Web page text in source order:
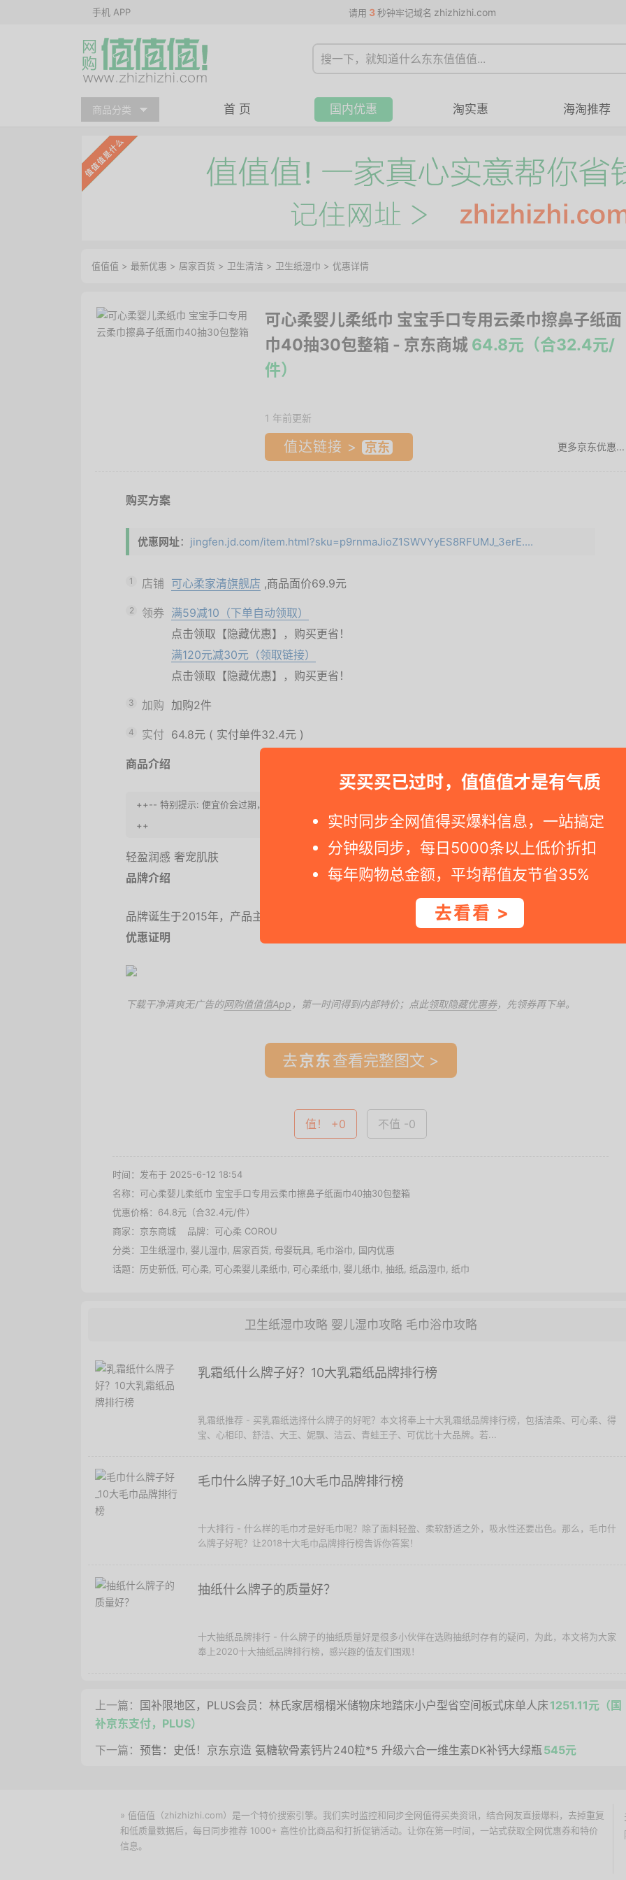
手机 APP 请用 3 秒钟牢记域名 zhizhizhi.com
商品分类 首 页 国内优惠 淘实惠 海淘推荐
买买买已过时，值值值才是有气质
实时同步全网值得买爆料信息，一站搞定
分钟级同步，每日5000条以上低价折扣
每年购物总金额，平均帮值友节省35%
去看看 >
值值值 > 最新优惠 > 居家百货 > 卫生清洁 > 卫生纸湿巾 > 优惠详情
可心柔婴儿柔纸巾 宝宝手口专用云柔巾擦鼻子纸面
巾40抽30包整箱 - 京东商城 64.8元（合32.4元/
件）
1 年前更新
值达链接 > 更多京东优惠...
购买方案
优惠网址： jingfen.jd.com/item.html?sku=p9rnmaJioZ1SWVYyES8RFUMJ_3erE....
1 店铺 可心柔家清旗舰店 ,商品面价69.9元
2 领券 满59减10（下单自动领取）
点击领取【隐藏优惠】，购买更省！
满120元减30元（领取链接）
点击领取【隐藏优惠】，购买更省！
3 加购 加购2件
4 实付 64.8元 ( 实付单件32.4元 )
商品介绍
++-- 特别提示: 便宜价会过期，请尽快冲。若是您点到京东商城详情网页发现标价不同, 可能就是降价过期。 --
++
轻盈润感 奢宠肌肤
品牌介绍
品牌诞生于2015年，产品主要有：宝贝湿巾、面纸巾、纸抽、纸面巾等。
优惠证明
下载干净清爽无广告的网购值值值App ，第一时间得到内部特价；点此领取隐藏优惠券，先领券再下单。
去 查看完整图文 >
值！ +0 不值 -0
时间：发布于 2025-6-12 18:54
名称： 可心柔婴儿柔纸巾 宝宝手口专用云柔巾擦鼻子纸面巾40抽30包整箱
优惠价格： 64.8元（合32.4元/件）
商家： 京东商城 品牌： 可心柔 COROU
分类： 卫生纸湿巾 婴儿湿巾 居家百货 母婴玩具 毛巾浴巾
国内优惠
话题： 历史新低 可心柔 可心柔婴儿柔纸巾 可心柔纸巾 婴儿纸巾 抽纸 纸品湿巾 纸巾
卫生纸湿巾攻略 婴儿湿巾攻略 毛巾浴巾攻略
乳霜纸什么牌子好？10大乳霜纸品牌排行榜
乳霜纸推荐 - 买乳霜纸选择什么牌子的好呢？本文将奉上十大乳霜纸品牌排行榜，包括洁柔、可心柔、得
宝、心相印、舒洁、大王、妮飘、洁云、青蛙王子、可优比十大品牌。若...
毛巾什么牌子好_10大毛巾品牌排行榜
十大排行 - 什么样的毛巾才是好毛巾呢？除了面料轻盈、柔软舒适之外，吸水性还要出色。那么，毛巾什
么牌子好呢？让2018十大毛巾品牌排行榜告诉你答案！
抽纸什么牌子的质量好？
十大抽纸品牌排行 - 什么牌子的抽纸质量好是很多小伙伴在选购抽纸时存有的疑问，为此，本文将为大家
奉上2020十大抽纸品牌排行榜，感兴趣的值友们围观！
上一篇： 国补限地区，PLUS会员：林氏家居榻榻米储物床地踏床小户型省空间板式床单人床 1251.11元（国
补京东支付，PLUS）
下一篇： 预售：史低！京东京造 氨糖软骨素钙片240粒*5 升级六合一维生素DK补钙大绿瓶545元
» 值值值（zhizhizhi.com）是一个特价搜索引擎。我们实时监控和同步全网值得买类资讯，结合网友直接爆料，去掉重复
和低质量数据后，每日同步推荐 1000+ 高性价比商品和打折促销活动。让你在第一时间，一站式获取全网优惠券和特价
信息。